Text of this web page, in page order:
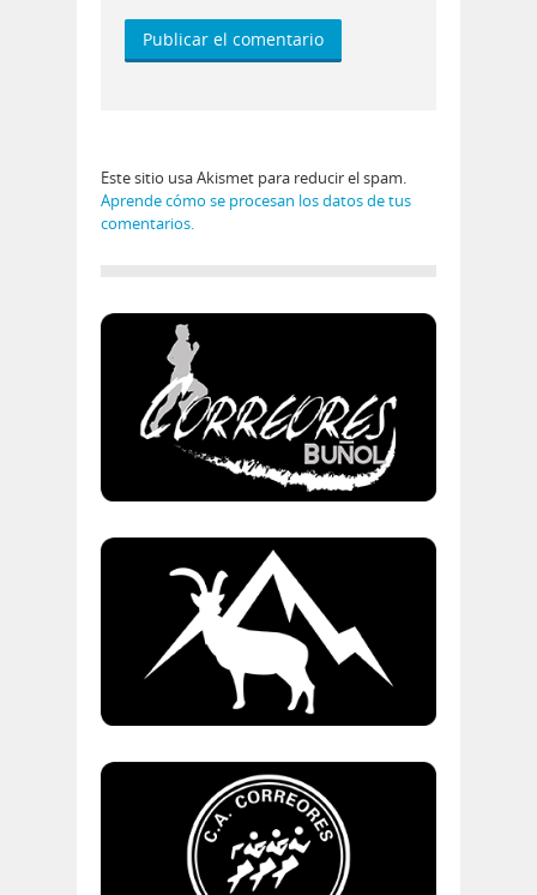
Este sitio usa Akismet para reducir el spam.
Aprende cómo se procesan los datos de tus
comentarios.